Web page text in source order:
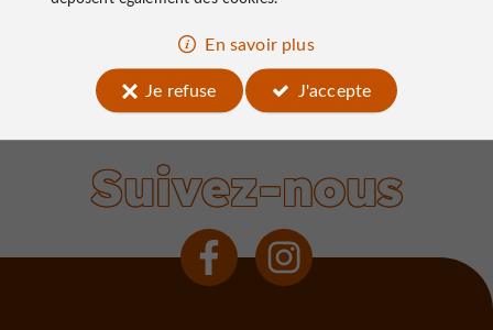
Lissac-sur-Couze
Suivez-nous
En savoir plus
Je refuse
J'accepte